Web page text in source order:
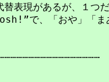
表現があるが、１つ
で、「おや」「ま